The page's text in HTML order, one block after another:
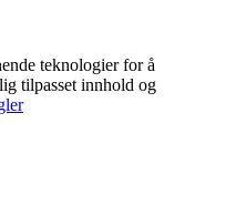
teknologier for å
tilpasset innhold og